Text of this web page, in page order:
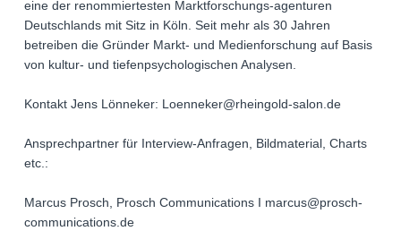
eine der renommiertesten Marktforschungs-agenturen
Deutschlands mit Sitz in Köln. Seit mehr als 30 Jahren
betreiben die Gründer Markt- und Medienforschung auf Basis
von kultur- und tiefenpsychologischen Analysen.
Kontakt Jens Lönneker: Loenneker@rheingold-salon.de
Ansprechpartner für Interview-Anfragen, Bildmaterial, Charts
etc.:
Marcus Prosch, Prosch Communications I marcus@prosch-
communications.de